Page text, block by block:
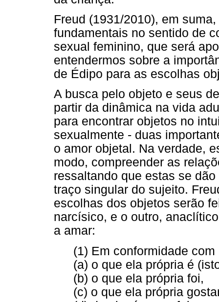
Freud (1931/2010), em
fundamentais no sentido de
sexual feminino, que será
entendermos sobre a
de Édipo para as escolhas
A busca pelo objeto e seus
partir da dinâmica na vida
para encontrar objetos no
sexualmente - duas
o amor objetal. Na verdade,
modo, compreender as
ressaltando que estas se
traço singular do sujeito.
escolhas dos objetos serão
narcísico, e o outro,
a amar:
(1) Em conformidade
(a) o que ela própria é
(b) o que ela própria foi,
(c) o que ela própria